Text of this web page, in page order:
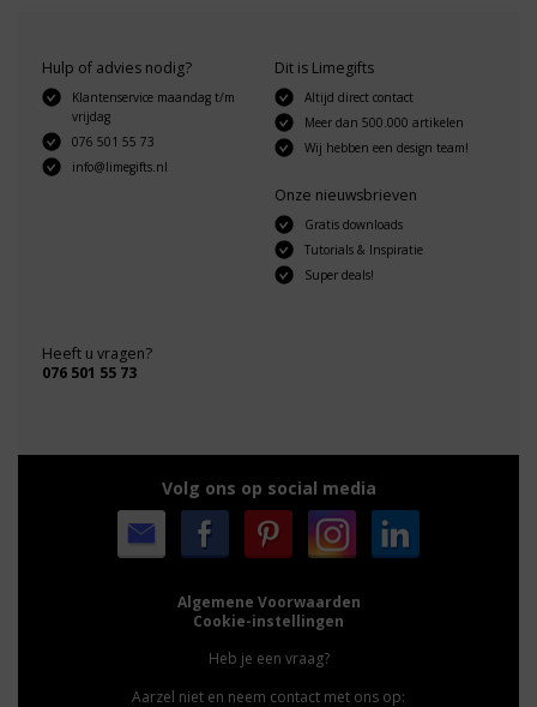
Hulp of advies nodig?
Klantenservice maandag t/m
vrijdag
076 501 55 73
info@limegifts.nl
Dit is Limegifts
Altijd direct contact
Meer dan 500.000 artikelen
Wij hebben een design team!
Onze nieuwsbrieven
Gratis downloads
Tutorials & Inspiratie
Super deals!
Heeft u vragen?
076 501 55 73
Volg ons op social media
Algemene Voorwaarden
Cookie-instellingen
Heb je een vraag?
Aarzel niet en neem contact met ons op: